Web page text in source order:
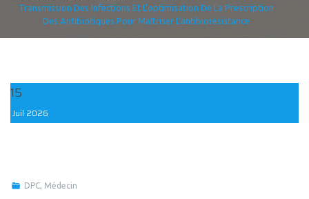
Transmission Des Infections Et L’optimisation De La Prescription
Des Antibiotiques Pour Maîtriser L’antibiorésistance
15
Juil 2026
DPC, Médecin